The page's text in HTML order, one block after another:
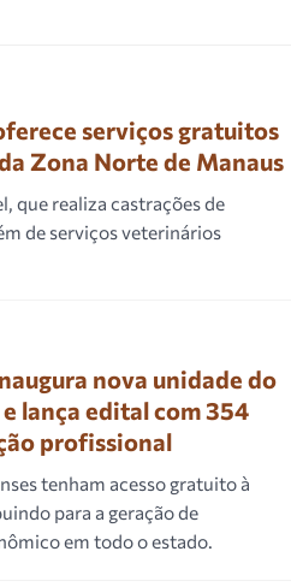
serviços gratuitos
Zona Norte de Manaus
que realiza castrações de
de serviços veterinários
nova unidade do
lança edital com 354
profissional
tenham acesso gratuito à
para a geração de
em todo o estado.